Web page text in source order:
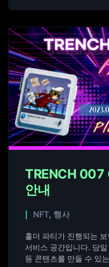
TRENCH 007
안내
NFT, 행사
홀더 파티가 진행되는
서비스 공간입니다. 당
등 콘텐츠를 만들 수 있